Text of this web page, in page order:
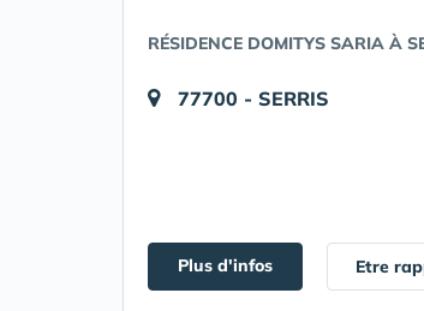
RÉSIDENCE DOMITYS SARIA À
77700 - SERRIS
Plus d'infos Etre